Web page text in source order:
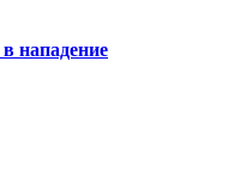
нападение